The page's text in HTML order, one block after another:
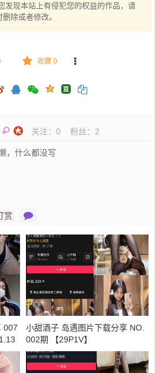
发现本站上有侵犯您的权益的作品，请
除或者修改。
收藏 0
关注： 0 粉丝： 2
，什么都没写
赏
007
小甜酒子 岛遇图片下载分享 NO.
002期 【29P1V】